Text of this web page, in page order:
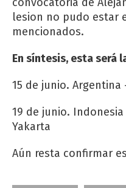
convocatoria de
lesion no pudo estar
mencionados.
En síntesis, esta será
15 de junio. Argentina
19 de junio.
Yakarta
Aún resta confirmar